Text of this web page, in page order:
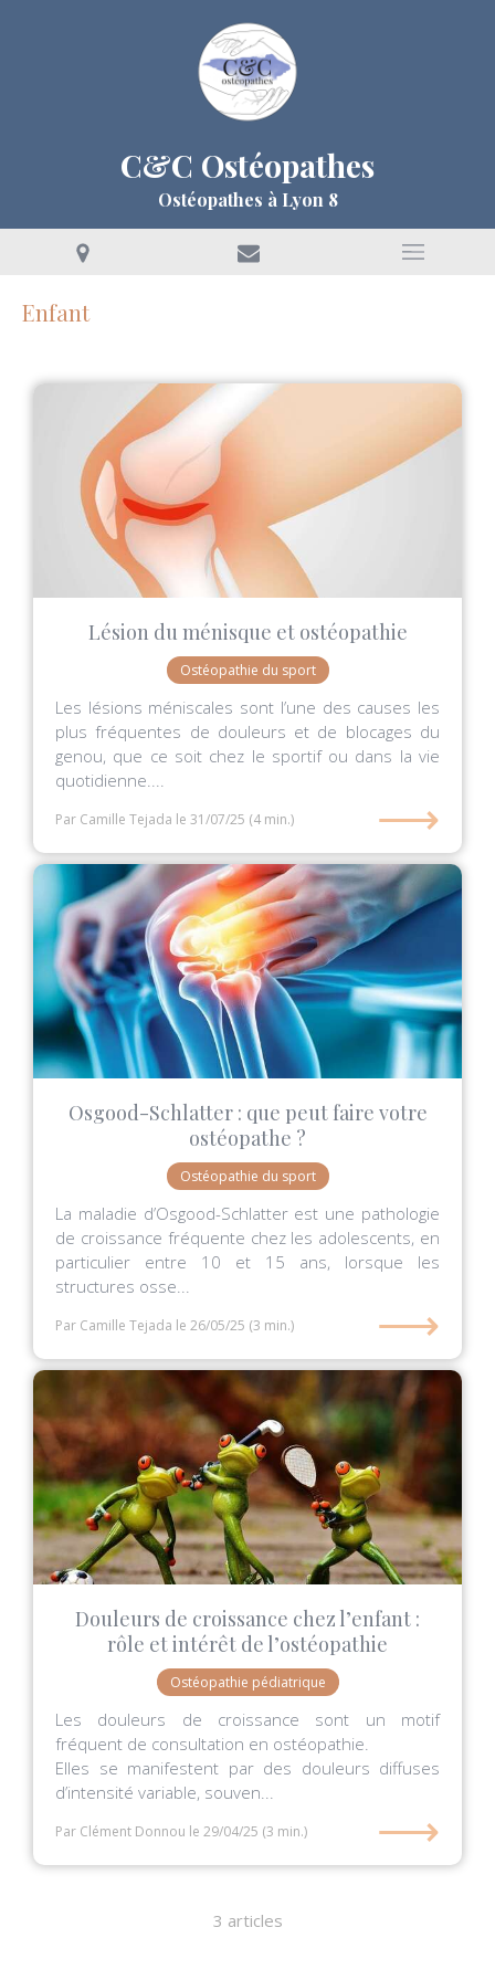
C&C Ostéopathes
Ostéopathes à Lyon 8
Enfant
Lésion du ménisque et ostéopathie
Ostéopathie du sport
Les lésions méniscales sont l’une des causes les
plus fréquentes de douleurs et de blocages du
genou, que ce soit chez le sportif ou dans la vie
quotidienne....
Par Camille Tejada le 31/07/25 (4 min.) ⟶
Osgood-Schlatter : que peut faire votre
ostéopathe ?
Ostéopathie du sport
La maladie d’Osgood-Schlatter est une pathologie
de croissance fréquente chez les adolescents, en
particulier entre 10 et 15 ans, lorsque les
structures osse...
Par Camille Tejada le 26/05/25 (3 min.) ⟶
Douleurs de croissance chez l’enfant :
rôle et intérêt de l’ostéopathie
Ostéopathie pédiatrique
Les douleurs de croissance sont un motif
fréquent de consultation en ostéopathie.
Elles se manifestent par des douleurs diffuses
d’intensité variable, souven...
Par Clément Donnou le 29/04/25 (3 min.) ⟶
3 articles